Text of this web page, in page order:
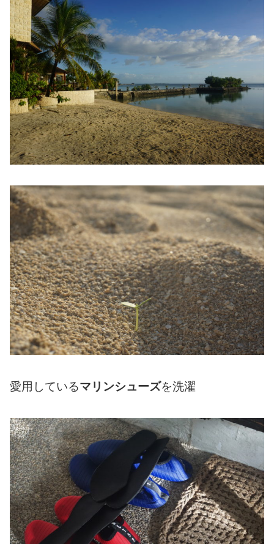
愛用しているマリンシューズを洗濯